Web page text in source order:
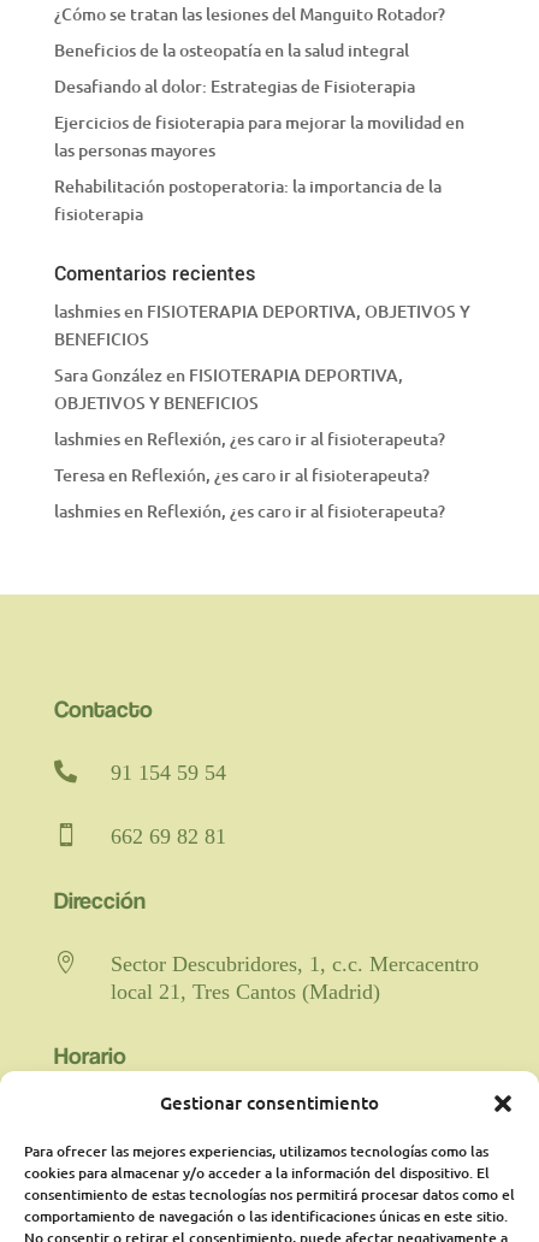
Gestionar consentimiento
Para ofrecer las mejores experiencias, utilizamos tecnologías como las
cookies para almacenar y/o acceder a la información del dispositivo. El
consentimiento de estas tecnologías nos permitirá procesar datos como el
comportamiento de navegación o las identificaciones únicas en este sitio.
No consentir o retirar el consentimiento, puede afectar negativamente a
¿Cómo se tratan las lesiones del Manguito Rotador?
Beneficios de la osteopatía en la salud integral
Desafiando al dolor: Estrategias de Fisioterapia
Ejercicios de fisioterapia para mejorar la movilidad en
las personas mayores
Rehabilitación postoperatoria: la importancia de la
fisioterapia
Comentarios recientes
lashmiesen FISIOTERAPIA DEPORTIVA, OBJETIVOS Y
BENEFICIOS
Sara Gonzálezen FISIOTERAPIA DEPORTIVA,
OBJETIVOS Y BENEFICIOS
lashmiesen Reflexión, ¿es caro ir al fisioterapeuta?
Teresaen Reflexión, ¿es caro ir al fisioterapeuta?
lashmiesen Reflexión, ¿es caro ir al fisioterapeuta?
Contacto
 91 154 59 54
 662 69 82 81
Dirección

Sector Descubridores, 1, c.c. Mercacentro
local 21, Tres Cantos (Madrid)
Horario
viernes de 9:00 a 21:00 horas
ininterrumpido.
Psicología: Lunes de 18:00 a 21:00